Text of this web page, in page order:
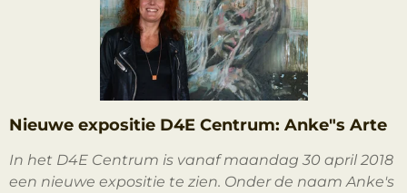
Nieuwe expositie D4E Centrum: Anke"s Arte
In het D4E Centrum is vanaf maandag 30 april 2018
een nieuwe expositie te zien. Onder de naam Anke's